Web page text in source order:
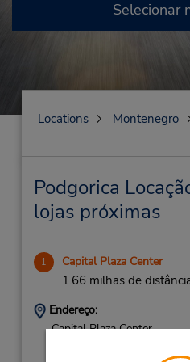
Selecionar
Locations Montenegro
Podgorica
lojas próximas
1 Capital Plaza Center
1.66 milhas de
Endereço:
Capital Plaza Center,